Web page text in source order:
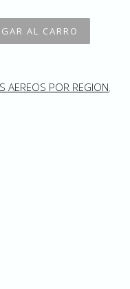
AEREOS POR REGION,